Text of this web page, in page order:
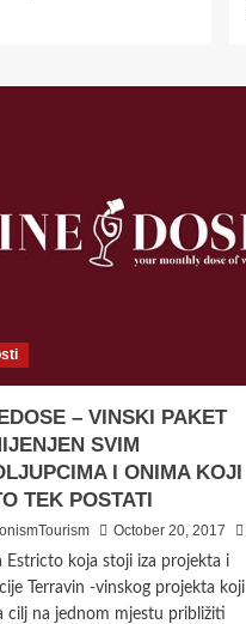
– VINSKI PAKET
SVIM
I ONIMA KOJI
TEK POSTATI
October 20, 2017
Estricto koja stoji iza projekta i
Terravin -vinskog projekta koji
cilj na jednom mjestu približiti